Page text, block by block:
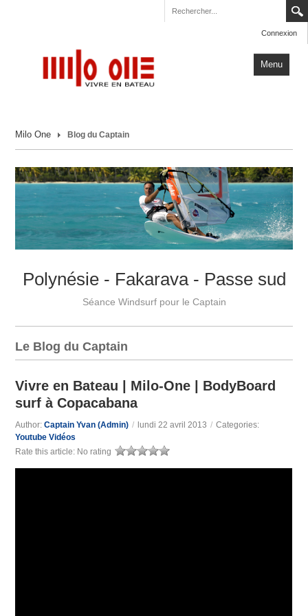
Connexion
Menu
Carnets de Voyage
Actualités
Plus
Milo One Blog du Captain
Polynésie - Fakarava - Passe sud
Séance Windsurf pour le Captain
Le Blog du Captain
Vivre en Bateau | Milo-One | BodyBoard
surf à Copacabana
Author:Captain Yvan (Admin) / lundi 22 avril 2013 / Categories:
Youtube Vidéos
Rate this article: No rating